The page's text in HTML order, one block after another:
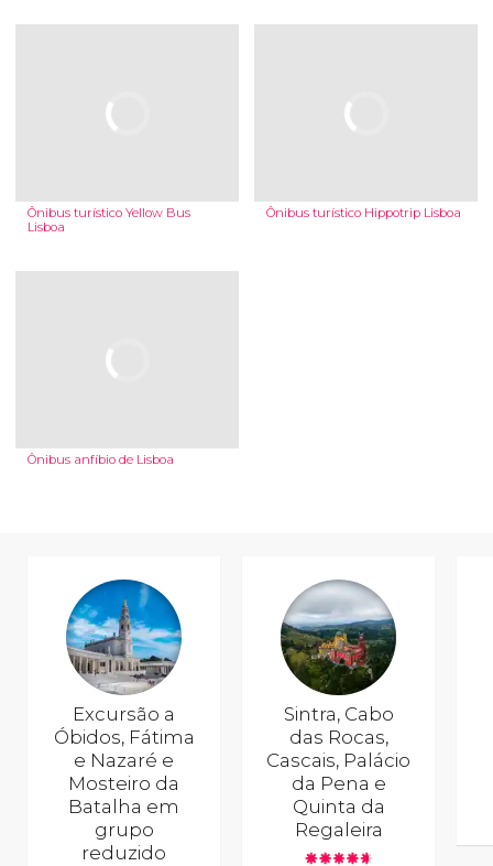
Ônibus turístico Yellow Bus
Lisboa
Ônibus turístico Hippotrip Lisboa
Ônibus anfíbio de Lisboa
Excursão a
Óbidos, Fátima
e Nazaré e
Mosteiro da
Batalha em
grupo
reduzido
Sintra, Cabo
das Rocas,
Cascais, Palácio
da Pena e
Quinta da
Regaleira